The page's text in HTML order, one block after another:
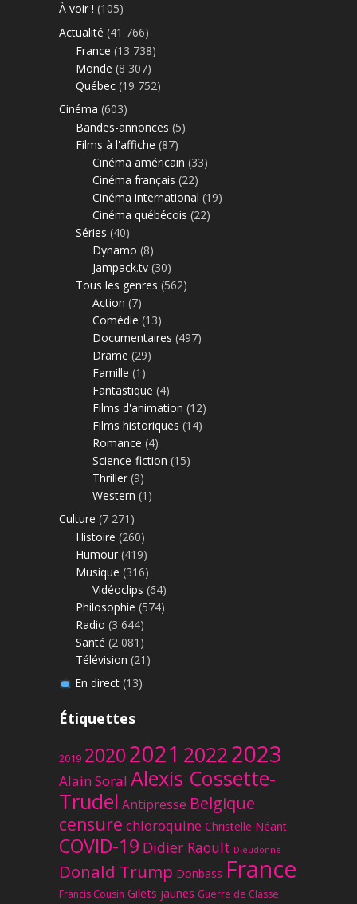
À voir ! (105)
Actualité (41 766)
France (13 738)
Monde (8 307)
Québec (19 752)
Cinéma (603)
Bandes-annonces (5)
Films à l'affiche (87)
Cinéma américain (33)
Cinéma français (22)
Cinéma international (19)
Cinéma québécois (22)
Séries (40)
Dynamo (8)
Jampack.tv (30)
Tous les genres (562)
Action (7)
Comédie (13)
Documentaires (497)
Drame (29)
Famille (1)
Fantastique (4)
Films d'animation (12)
Films historiques (14)
Romance (4)
Science-fiction (15)
Thriller (9)
Western (1)
Culture (7 271)
Histoire (260)
Humour (419)
Musique (316)
Vidéoclips (64)
Philosophie (574)
Radio (3 644)
Santé (2 081)
Télévision (21)
En direct(13)
Étiquettes
2019 20202021 20222023
Alain Soral Alexis Cossette-
Trudel Antipresse Belgique
censure chloroquine Christelle Néant
COVID-19 Didier Raoult Dieudonné
Donald Trump Donbass France
Francis Cousin Gilets jaunes Guerre de Classe